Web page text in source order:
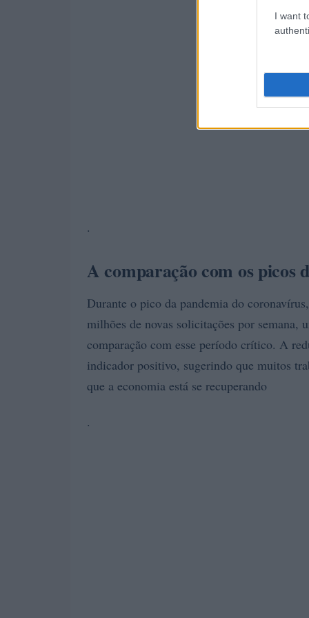
I want
.
A comparação com os picos
Durante o pico da pandemia do
milhões de novas solicitações por semana,
comparação com esse período crítico. A
indicador positivo, sugerindo que muitos
que a economia está se recuperando
.